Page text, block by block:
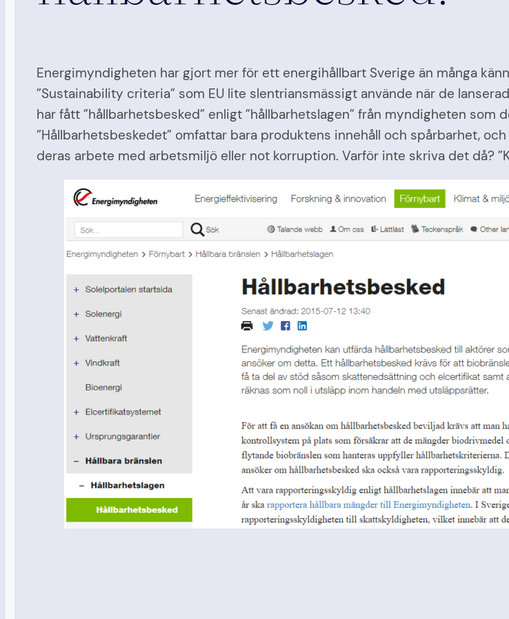
Energimyndigheten har gjort mer för ett energihållbart Sverige än många
”Sustainability criteria” som EU lite slentriansmässigt använde när de
har fått ”hållbarhetsbesked” enligt ”hållbarhetslagen” från myndigheten som
”Hållbarhetsbeskedet” omfattar bara produktens innehåll och spårbarhet,
deras arbete med arbetsmiljö eller not korruption. Varför inte skriva det då?